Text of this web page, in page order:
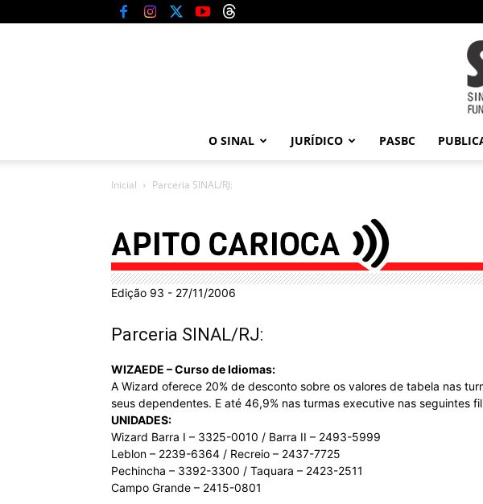
O SINAL JURÍDICO PASBC
Inicial Parceria SINAL/RJ:
Edição 93 - 27/11/2006
Parceria SINAL/RJ:
WIZAEDE – Curso de Idiomas:
A Wizard oferece 20% de desconto sobre os valores de tabela nas
seus dependentes. E até 46,9% nas turmas executive nas seguintes
UNIDADES:
Wizard Barra I – 3325-0010 / Barra II – 2493-5999
Leblon – 2239-6364 / Recreio – 2437-7725
Pechincha – 3392-3300 / Taquara – 2423-2511
Campo Grande – 2415-0801